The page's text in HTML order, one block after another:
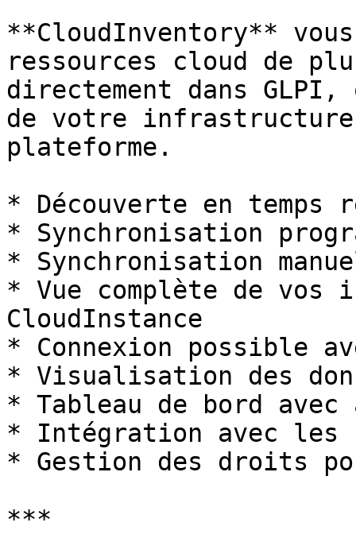
**CloudInventory**
ressources cloud de
directement dans
de votre
plateforme.
* Découverte en temps
* Synchronisation
* Synchronisation
* Vue complète de vos
CloudInstance
* Connexion possible
* Visualisation des
* Tableau de bord avec
* Intégration avec
* Gestion des droits
***